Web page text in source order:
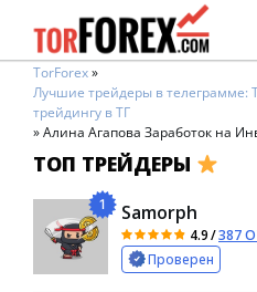
TorForex»
Лучшие трейдеры в телеграмме:
трейдингу в ТГ
»Алина Агапова Заработок на
ТОП ТРЕЙДЕРЫ
1 Samorph
4.9/387
Проверен